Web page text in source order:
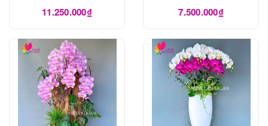
11.250.000₫ 7.500.000₫